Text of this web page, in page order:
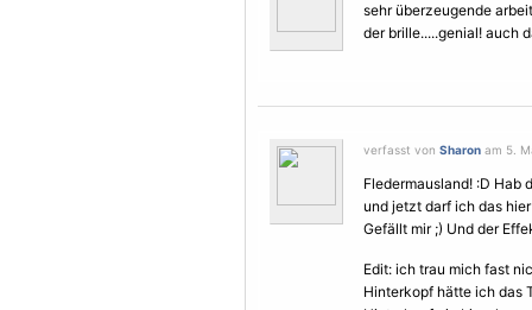
sehr überzeugende
der brille.....genial! auch
verfasst von Sharon am 5.
Fledermausland! :D Hab
und jetzt darf ich das
Gefällt mir ;) Und der
Edit: ich trau mich fast
Hinterkopf hätte ich das